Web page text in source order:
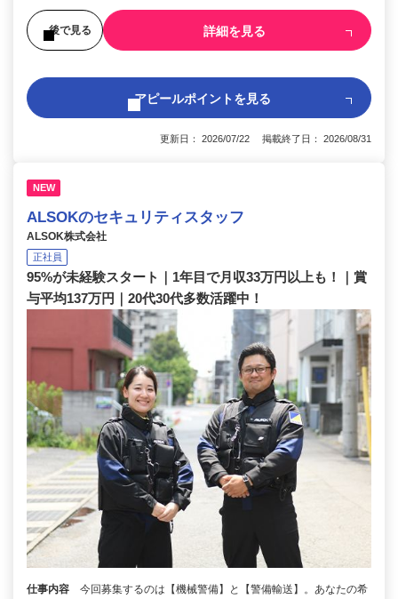
後で見る 詳細を見る
アピールポイントを見る
更新日： 2026/07/22 掲載終了日： 2026/08/31
NEW
ALSOKのセキュリティスタッフ
ALSOK株式会社
正社員
95%が未経験スタート｜1年目で月収33万円以上も！｜賞
与平均137万円｜20代30代多数活躍中！
仕事内容
今回募集するのは【機械警備】と【警備輸送】。あなたの希